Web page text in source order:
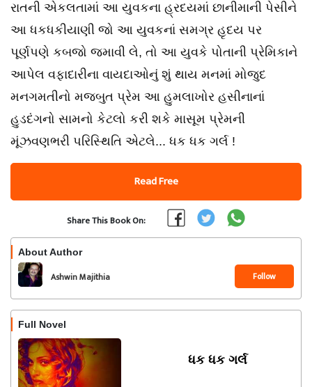
રાતની એકલતામાં આ યુવકના હ્રદયમાં છાનીમાની પેસીને
આ ધકધકીયાણી જો આ યુવકનાં સમગ્ર હૃદય પર
પૂર્ણપણે કબજો જમાવી લે, તો આ યુવકે પોતાની પ્રેમિકાને
આપેલ વફાદારીના વાયદાઓનું શું થાય મનમાં મોજુદ
મનગમતીનો મજબુત પ્રેમ આ હુમલાખોર હસીનાનાં
હુડદંગનો સામનો કેટલો કરી શકે માસૂમ પ્રેમની
મૂંઝવણભરી પરિસ્થિતિ એટલે... ધક ધક ગર્લ !
Read Free
Share This Book On:
About Author
Ashwin Majithia Follow
Full Novel
ધક ધક ગર્લ